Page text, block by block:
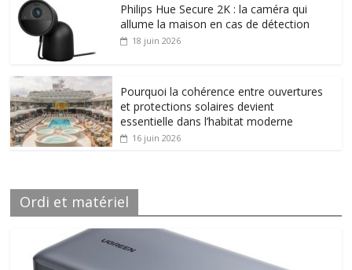
Philips Hue Secure 2K : la caméra qui
allume la maison en cas de détection
18 juin 2026
Pourquoi la cohérence entre ouvertures
et protections solaires devient
essentielle dans l’habitat moderne
16 juin 2026
Ordi et matériel